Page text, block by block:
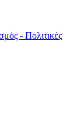
- Πολιτικές